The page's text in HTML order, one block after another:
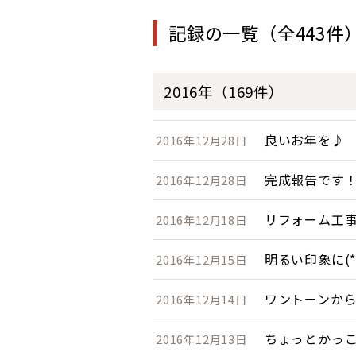
記録の一覧（全443件）
2016年（169件）
2016年12月28日 良いお年を♪
2016年12月28日 完成報告です！
2016年12月18日 リフォーム工事
2016年12月15日 明るい印象に
2016年12月14日 ワントーンか
2016年12月13日 ちょっとかっ